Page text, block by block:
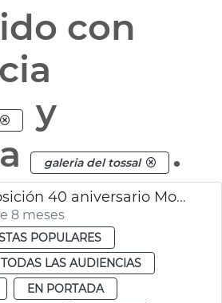
con
y
galeria del tossal .
Prórroga exposición 40 aniversario Mostra València
8 meses
POPULARES
TODAS LAS AUDIENCIAS
EN PORTADA